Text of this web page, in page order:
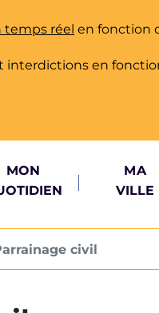
temps réel en fonction
interdictions en
MON
MA
VILLE
civil